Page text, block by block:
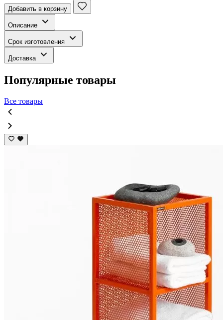
Добавить в корзину
Описание
Срок изготовления
Доставка
Популярные товары
Все товары